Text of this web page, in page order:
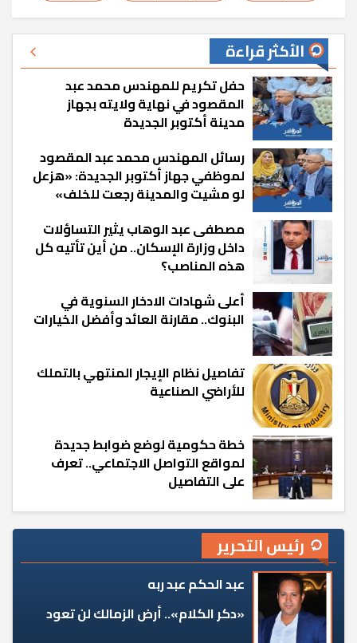
الأكثر قراءة
حفل تكريم للمهندس محمد عبد
المقصود في نهاية ولايته بجهاز
مدينة أكتوبر الجديدة
رسائل المهندس محمد عبد المقصود
لموظفي جهاز أكتوبر الجديدة: «هزعل
لو مشيت والمدينة رجعت للخلف»
مصطفى عبد الوهاب يثير التساؤلات
داخل وزارة الإسكان.. من أين تأتيه كل
هذه المناصب؟
أعلى شهادات الادخار السنوية في
البنوك.. مقارنة العائد وأفضل الخيارات
تفاصيل نظام الإيجار المنتهي بالتملك
للأراضي الصناعية
خطة حكومية لوضع ضوابط جديدة
لمواقع التواصل الاجتماعي.. تعرف
على التفاصيل
رئيس التحرير
عبد الحكم عبد ربه
«دكر الكلام».. أرض الزمالك لن تعود